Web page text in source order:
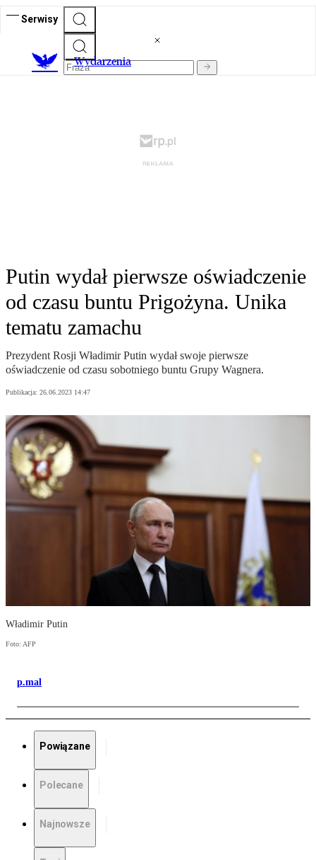
Serwisy
Wydarzenia
Putin wydał pierwsze oświadczenie
od czasu buntu Prigożyna. Unika
tematu zamachu
Prezydent Rosji Władimir Putin wydał swoje pierwsze
oświadczenie od czasu sobotniego buntu Grupy Wagnera.
Publikacja: 26.06.2023 14:47
Władimir Putin
Foto: AFP
p.mal
Powiązane
Polecane
Najnowsze